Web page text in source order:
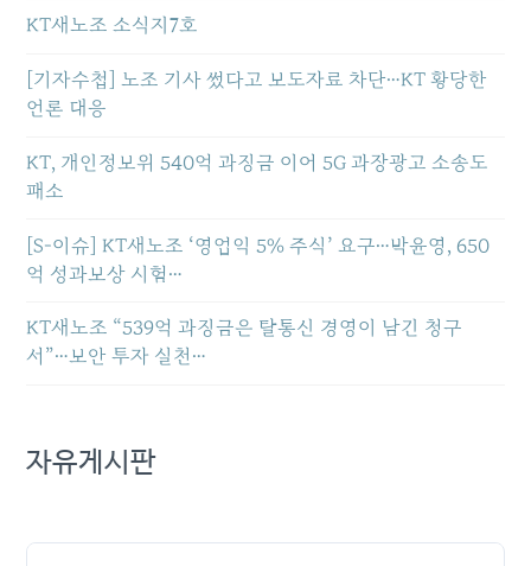
KT새노조 소식지7호
[기자수첩] 노조 기사 썼다고 보도자료 차단…KT 황당한
언론 대응
KT, 개인정보위 540억 과징금 이어 5G 과장광고 소송도
패소
[S-이슈] KT새노조 ‘영업익 5% 주식’ 요구…박윤영, 650
억 성과보상 시험…
KT새노조 “539억 과징금은 탈통신 경영이 남긴 청구
서”…보안 투자 실천…
자유게시판